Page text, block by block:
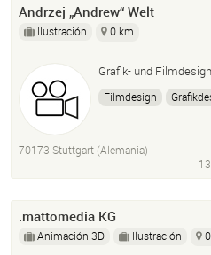
Andrzej „Andrew“ Welt
Ilustración 0 km
Grafik- und
Filmdesign
Logic Pro
Fruity
70173 Stuttgart (Alemania)
.mattomedia KG
Animación 3D Ilustración